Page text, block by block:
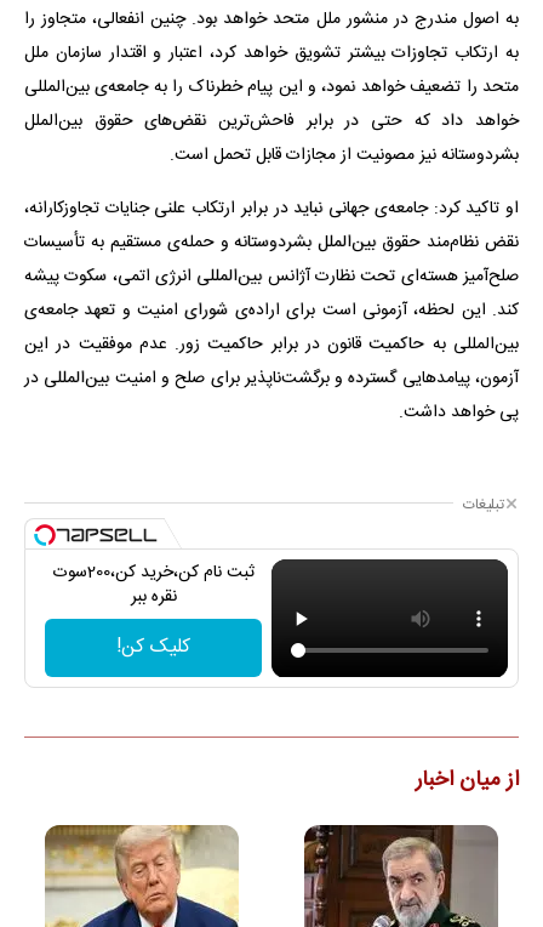
به اصول مندرج در منشور ملل متحد خواهد بود. چنین انفعالی، متجاوز را
به ارتکاب تجاوزات بیشتر تشویق خواهد کرد، اعتبار و اقتدار سازمان ملل
متحد را تضعیف خواهد نمود، و این پیام خطرناک را به جامعه‌ی بین‌المللی
خواهد داد که حتی در برابر فاحش‌ترین نقض‌های حقوق بین‌الملل
بشردوستانه نیز مصونیت از مجازات قابل تحمل است.
او تاکید کرد: جامعه‌ی جهانی نباید در برابر ارتکاب علنی جنایات تجاوزکارانه،
نقض نظام‌مند حقوق بین‌الملل بشردوستانه و حمله‌ی مستقیم به تأسیسات
صلح‌آمیز هسته‌ای تحت نظارت آژانس بین‌المللی انرژی اتمی، سکوت پیشه
کند. این لحظه، آزمونی است برای اراده‌ی شورای امنیت و تعهد جامعه‌ی
بین‌المللی به حاکمیت قانون در برابر حاکمیت زور. عدم موفقیت در این
آزمون، پیامدهایی گسترده و برگشت‌ناپذیر برای صلح و امنیت بین‌المللی در
پی خواهد داشت.
تبلیغات
ثبت نام کن،خرید کن،200سوت
نقره ببر
کلیک کن!
از میان اخبار